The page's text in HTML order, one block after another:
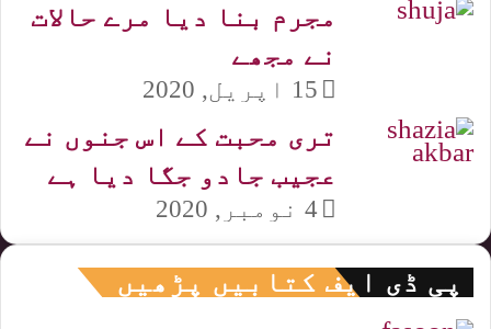
مجرم بنا دیا مرے حالات
نے مجھے
15 اپریل, 2020
تری محبت کے اس جنوں نے
عجیب جادو جگا دیا ہے
4 نومبر, 2020
پی ڈی ایف کتابیں پڑھیں